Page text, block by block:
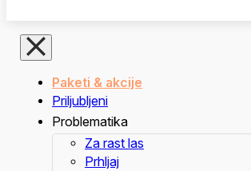
Paketi & akcije
Priljubljeni
Problematika
Za rast las
Prhljaj